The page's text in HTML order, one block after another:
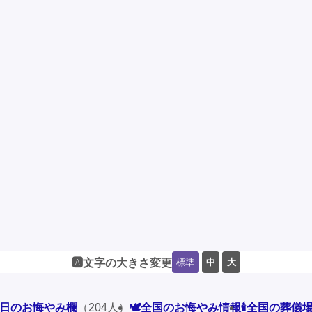
🅰️文字の大きさ変更 標準 中 大
のお悔やみ欄 （204人） 🕊️全国のお悔やみ情報🕯️全国の葬儀